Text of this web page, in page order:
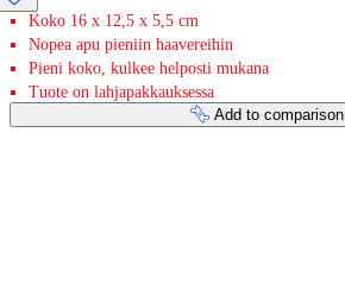
Koko 16 x 12,5 x 5,5 cm
Nopea apu pieniin haavereihin
Pieni koko, kulkee helposti mukana
Tuote on lahjapakkauksessa
Add to comparison